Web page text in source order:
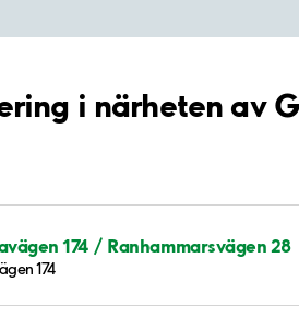
i närheten av
174 / Ranhammarsvägen 28
174